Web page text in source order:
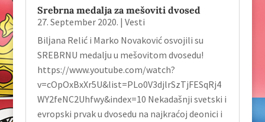
Srebrna medalјa za mešoviti dvosed
27. September 2020. | Vesti
Bilјana Relić i Marko Novaković osvojili su
SREBRNU medalјu u mešovitom dvosedu!
https://www.youtube.com/watch?
v=cOpOxBxXr5U&list=PLo0V3djlrSzTjFESqRj4
WY2feNC2Uhfwy&index=10 Nekadašnji svetski i
evropski prvak u dvosedu na najkraćoj deonici i